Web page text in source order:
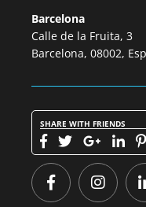
Barcelona
Calle de la Fruita, 3
Barcelona, 08002,
SHARE WITH FRIENDS